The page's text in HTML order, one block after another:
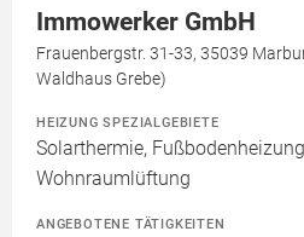
Immowerker GmbH
Frauenbergstr. 31-33, 35039
Waldhaus Grebe)
HEIZUNG SPEZIALGEBIETE
Solarthermie,
Wohnraumlüftung
ANGEBOTENE TÄTIGKEITEN